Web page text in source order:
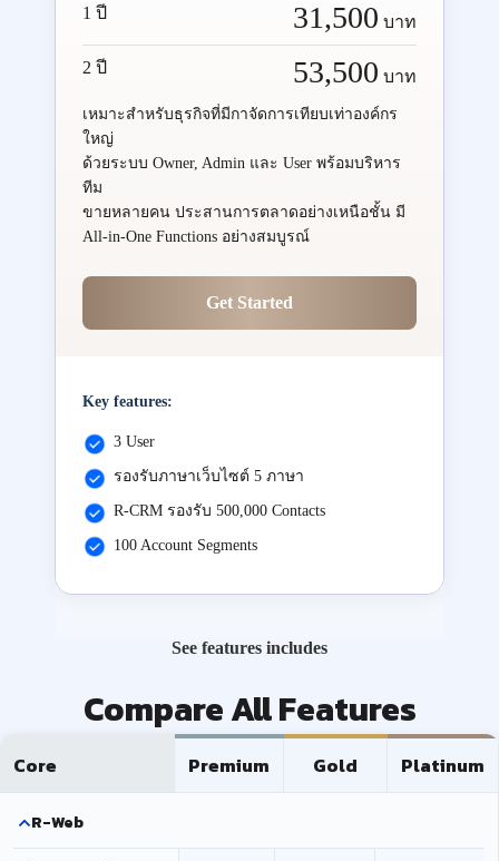
1 ปี 31,500 บาท
2 ปี 53,500 บาท
เหมาะสำหรับธุรกิจที่มีกาจัดการเทียบเท่าองค์กร
ใหญ่
ด้วยระบบ Owner, Admin และ User พร้อมบริหาร
ทีม
ขายหลายคน ประสานการตลาดอย่างเหนือชั้น มี
All-in-One Functions อย่างสมบูรณ์
Get Started
Key features:
3 User
รองรับภาษาเว็บไซต์ 5 ภาษา
R-CRM รองรับ 500,000 Contacts
100 Account Segments
See features includes
Compare All Features
Core Premium Gold Platinum
R-Web